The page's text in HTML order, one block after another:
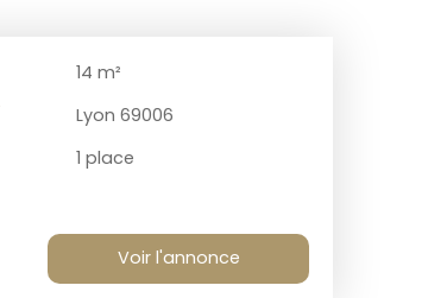
14 m²
Lyon 69006
1 place
Voir l'annonce